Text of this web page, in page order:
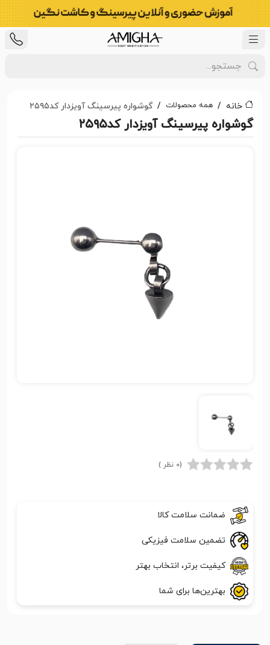
خانه همه محصولات گوشواره پیرسینگ آویزدار کد۲۵۹۵
گوشواره پیرسینگ آویزدار کد۲۵۹۵
(0 نظر )
ضمانت سلامت کالا
تضمین سلامت فیزیکی
کیفیت برتر، انتخاب بهتر
بهترین‌ها برای شما